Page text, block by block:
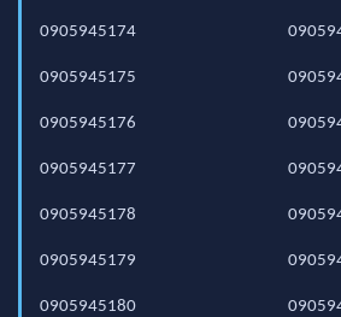
0905945174
0905945175
0905945176
0905945177
0905945178
0905945179
0905945180